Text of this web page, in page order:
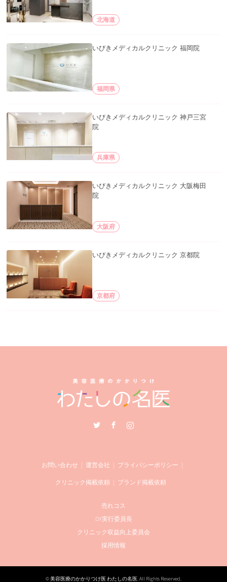
北海道
いびきメディカルクリニック 福岡院
福岡県
いびきメディカルクリニック 神戸三宮
院
兵庫県
いびきメディカルクリニック 大阪梅田
院
大阪府
いびきメディカルクリニック 京都院
京都府
Instagram
お問い合わせ 運営会社 プライバシーポリシー
クリニック掲載依頼 ブランド掲載依頼
売れコス
DX実行委員長
クリニック収益向上委員会
採用情報
©美容医療のかかりつけ医 わたしの名医. All Rights Reserved.